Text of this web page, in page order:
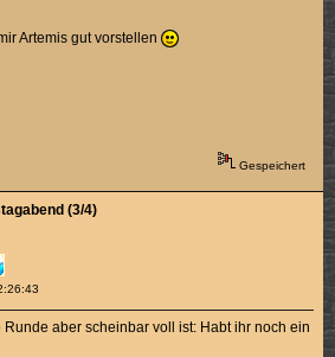
Artemis gut vorstellen
Gespeichert
(3/4)
Runde aber scheinbar voll ist: Habt ihr noch ein